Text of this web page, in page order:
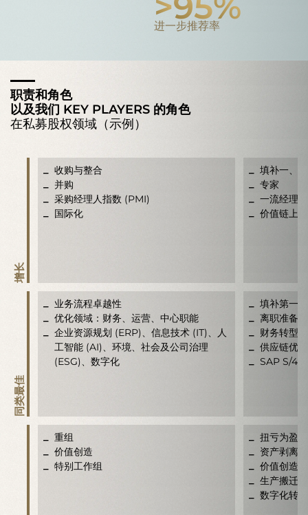
进一步推荐率
职责和角色
以及我们 KEY PLAYERS 的角色
在私募股权领域（示例）
增长
收购与整合
并购
采购经理人指数 (PMI)
国际化
填补一、
专家
一流经理人
价值链上
同类最佳
业务流程卓越性
优化领域：财务、运营、中心职能
企业资源规划 (ERP)、信息技术 (IT)、人
工智能 (AI)、环境、社会及公司治理
(ESG)、数字化
填补第一
离职准备
财务转型
供应链优化
SAP S/4
重组
价值创造
特别工作组
扭亏为盈
资产剥离
价值创造
生产搬迁
数字化转型